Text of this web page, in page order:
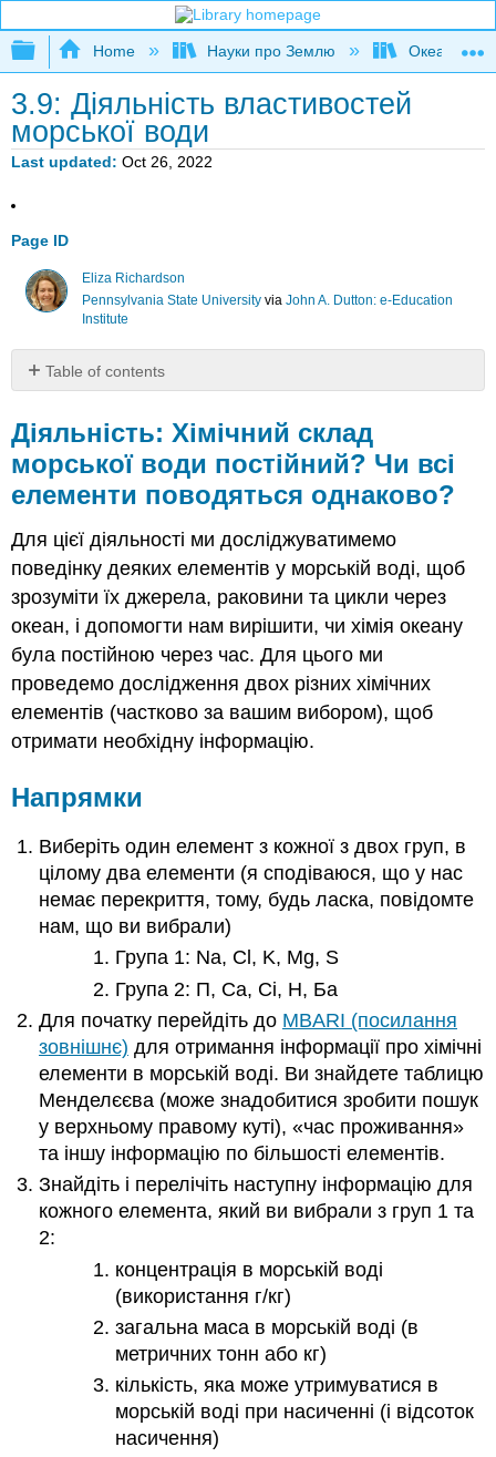
Expand/collapse global hierarchy
Home Науки про Землю
3.9: Діяльність властивостей
морської води
Last updated Oct 26, 2022
Page ID
Eliza Richardson
Pennsylvania State Universityvia John A. Dutton: e-Education
Institute
Table of contents
Хімічний
склад
морської
води
Чи
всі
елементи
поводяться
однаково?
Напрямки
Подача
вашої
роботи
Критерії
Діяльність: Хімічний склад
морської води постійний? Чи всі
елементи поводяться однаково?
Для цієї діяльності ми досліджуватимемо
поведінку деяких елементів у морській воді, щоб
зрозуміти їх джерела, раковини та цикли через
океан, і допомогти нам вирішити, чи хімія океану
була постійною через час. Для цього ми
проведемо дослідження двох різних хімічних
елементів (частково за вашим вибором), щоб
отримати необхідну інформацію.
Напрямки
Виберіть один елемент з кожної з двох груп, в
цілому два елементи (я сподіваюся, що у нас
немає перекриття, тому, будь ласка, повідомте
нам, що ви вибрали)
Група 1: Na, Cl, K, Mg, S
Група 2: П, Са, Сі, Н, Ба
Для початку перейдіть до MBARI (посилання
зовнішнє) для отримання інформації про хімічні
елементи в морській воді. Ви знайдете таблицю
Менделєєва (може знадобитися зробити пошук
у верхньому правому куті), «час проживання»
та іншу інформацію по більшості елементів.
Знайдіть і перелічіть наступну інформацію для
кожного елемента, який ви вибрали з груп 1 та
2:
концентрація в морській воді
(використання г/кг)
загальна маса в морській воді (в
метричних тонн або кг)
кількість, яка може утримуватися в
морській воді при насиченні (і відсоток
насичення)